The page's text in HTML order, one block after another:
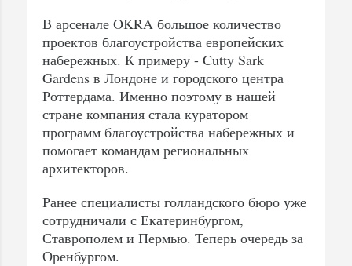
В арсенале OKRA большое количество
проектов благоустройства европейских
набережных. К примеру - Cutty Sark
Gardens в Лондоне и городского центра
Роттердама. Именно поэтому в нашей
стране компания стала куратором
программ благоустройства набережных и
помогает командам региональных
архитекторов.
Ранее специалисты голландского бюро уже
сотрудничали с Екатеринбургом,
Ставрополем и Пермью. Теперь очередь за
Оренбургом.